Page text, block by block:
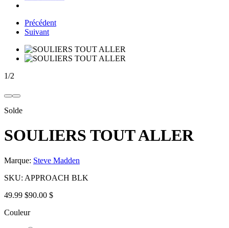
Précédent
Suivant
1/2
Solde
SOULIERS TOUT ALLER
Marque: Steve Madden
SKU: APPROACH BLK
49.99 $90.00 $
Couleur